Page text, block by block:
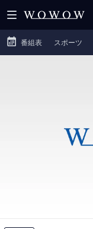
番組表 スポーツ